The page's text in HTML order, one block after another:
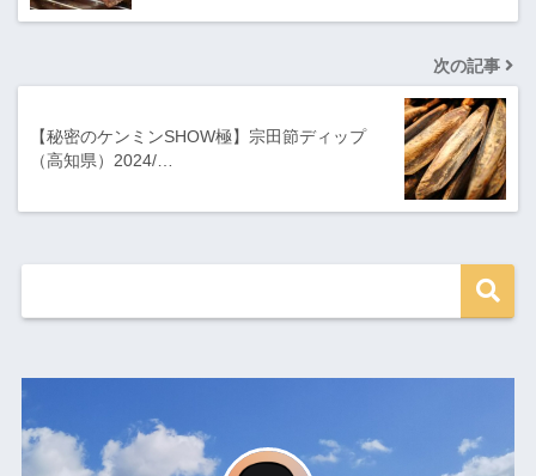
次の記事
【秘密のケンミンSHOW極】宗田節ディップ
（高知県）2024/…